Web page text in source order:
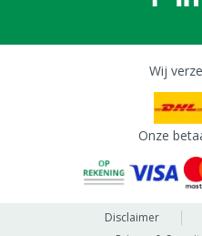
Wij
Onze
Disclaimer